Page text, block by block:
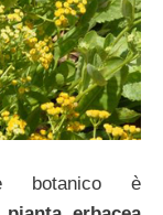
è